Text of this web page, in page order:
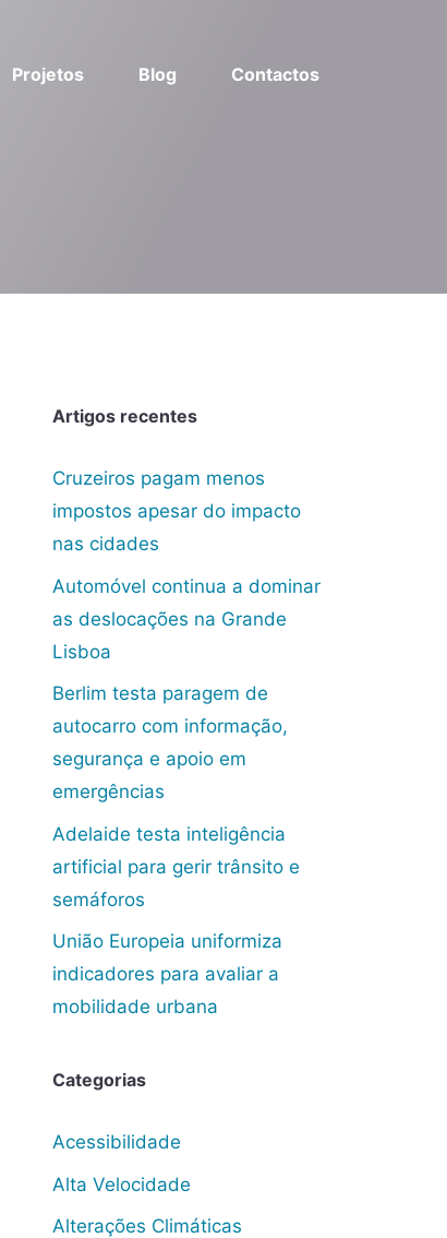
Projetos Blog Contactos
Artigos recentes
Cruzeiros pagam menos
impostos apesar do impacto
nas cidades
Automóvel continua a dominar
as deslocações na Grande
Lisboa
Berlim testa paragem de
autocarro com informação,
segurança e apoio em
emergências
Adelaide testa inteligência
artificial para gerir trânsito e
semáforos
União Europeia uniformiza
indicadores para avaliar a
mobilidade urbana
Categorias
Acessibilidade
Alta Velocidade
Alterações Climáticas